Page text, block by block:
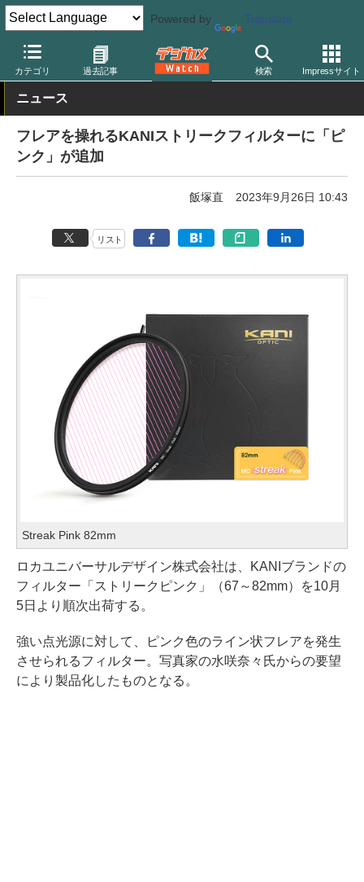
Powered by Translate
カテゴリ 過去記事 検索 Impressサイト
デジカメ Watch レンズ レンズフィルター カニ
ニュース
フレアを操れるKANIストリークフィルターに「ピ
ンク」が追加
飯塚直 2023年9月26日 10:43
リスト
Streak Pink 82mm
ロカユニバーサルデザイン株式会社は、KANIブランドの
フィルター「ストリークピンク」（67～82mm）を10月
5日より順次出荷する。
強い点光源に対して、ピンク色のライン状フレアを発生
させられるフィルター。写真家の水咲奈々氏からの要望
により製品化したものとなる。